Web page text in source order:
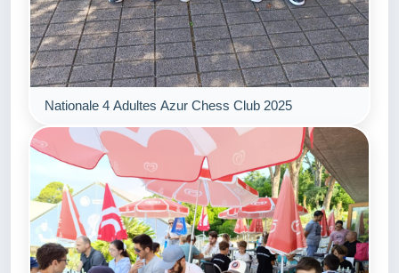
Nationale 4 Adultes Azur Chess Club 2025